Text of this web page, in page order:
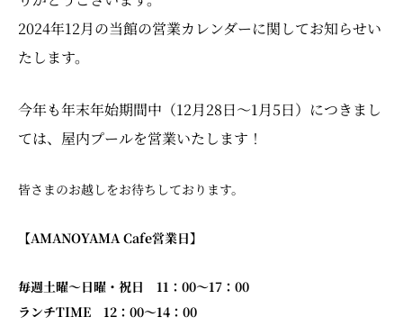
2024年12月の当館の営業カレンダーに関してお知らせい
たします。
今年も年末年始期間中（12月28日〜1月5日）につきまし
ては、屋内プールを営業いたします！
皆さまのお越しをお待ちしております。
【AMANOYAMA Cafe営業日】
毎週土曜～日曜・祝日 11：00～17：00
ランチTIME 12：00～14：00